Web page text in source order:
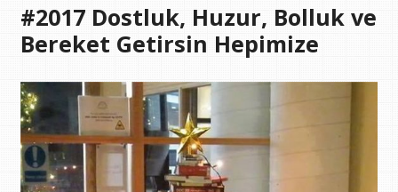
#2017 Dostluk, Huzur, Bolluk ve
Bereket Getirsin Hepimize